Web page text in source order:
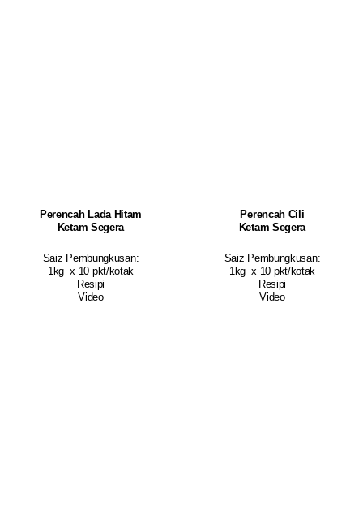
Perencah Lada Hitam
Ketam Segera
Saiz Pembungkusan:
1kg x 10 pkt/kotak
Resipi
Video
Perencah Cili
Ketam Segera
Saiz Pembungkusan:
1kg x 10 pkt/kotak
Resipi
Video